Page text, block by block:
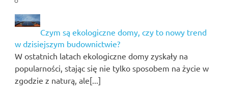
Czym są ekologiczne domy, czy to nowy trend
w dzisiejszym budownictwie?
W ostatnich latach ekologiczne domy zyskały na
popularności, stając się nie tylko sposobem na życie w
zgodzie z naturą, ale[...]